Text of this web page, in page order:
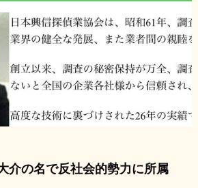
介の名で反社会的勢力に所属